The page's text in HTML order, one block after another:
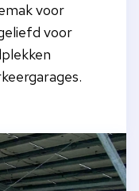
voor
voor